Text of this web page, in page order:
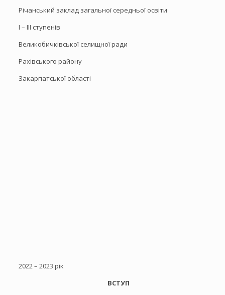
Річанський заклад загальної середньої освіти
І – ІІІ ступенів
Великобичківської селищної ради
Рахівського району
Закарпатської області
2022 – 2023 рік
ВСТУП